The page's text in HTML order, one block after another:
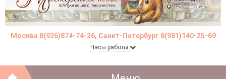
Москва 8(926)874-74-26, Санкт-Петербург 8(981)140-25-69
Часы работы